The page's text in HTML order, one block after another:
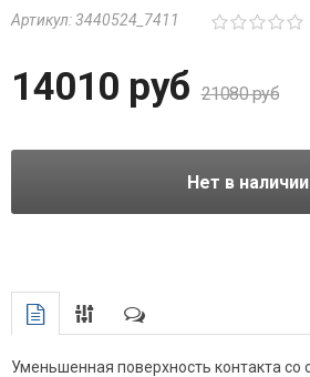
Артикул:3440524_7411
14010 руб 21080 руб
Нет в наличии
Уменьшенная поверхность контакта со